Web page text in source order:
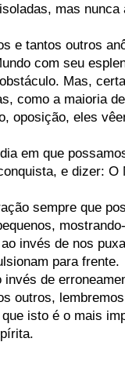
mas nunca
e tantos outros
com seu
Mas,
como a maioria
oposição, eles
em que
e dizer: O
sempre que
invés de nos
para frente.
invés de
outros,
isto é o mais